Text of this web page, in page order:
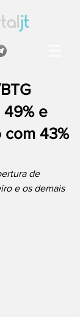
49% e
com 43%
de
e os demais